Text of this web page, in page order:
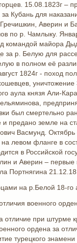
15.08.1823г –
Кубань для
Аверин и
по р. Чамлыку.
командой майора
за р. Белую для
в полном её
1824г - поход
аула князя Али-
был смертельно
земле на
Васмунд.
левом фланге в
в Российской
и Аверин – первые
Портнягина
на р.Белой 18-го
военного
отличие при штурме
ордена за
турецкого